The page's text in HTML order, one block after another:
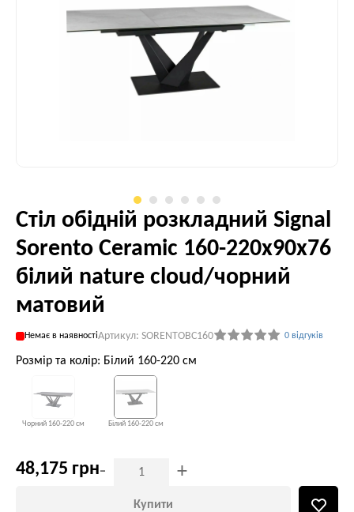
Стіл обідній розкладний Signal
Sorento Ceramic 160-220x90x76
білий nature cloud/чорний
матовий
Немає в наявностіАртикул: SORENTOBC160 0 відгуків
Розмір та колір: Білий 160-220 см
Чорний 160-220 см Білий 160-220 см
48,175 грн- +
Купити